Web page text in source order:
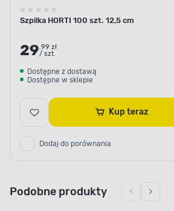
Szpilka HORTI 100 szt. 12,5 cm
29.99 zł
/ szt.
Dostępne z dostawą
Dostępne w sklepie
Kup teraz
Dodaj do porównania
Podobne produkty